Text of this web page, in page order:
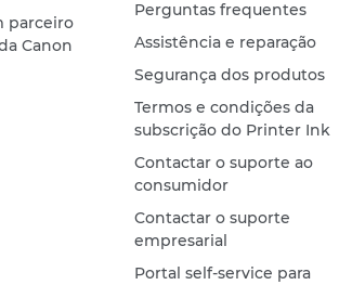
parceiro
Canon
Perguntas frequentes
Assistência e reparação
Segurança dos produtos
Termos e condições da
subscrição do Printer Ink
Contactar o suporte ao
consumidor
Contactar o suporte
empresarial
Portal self-service para